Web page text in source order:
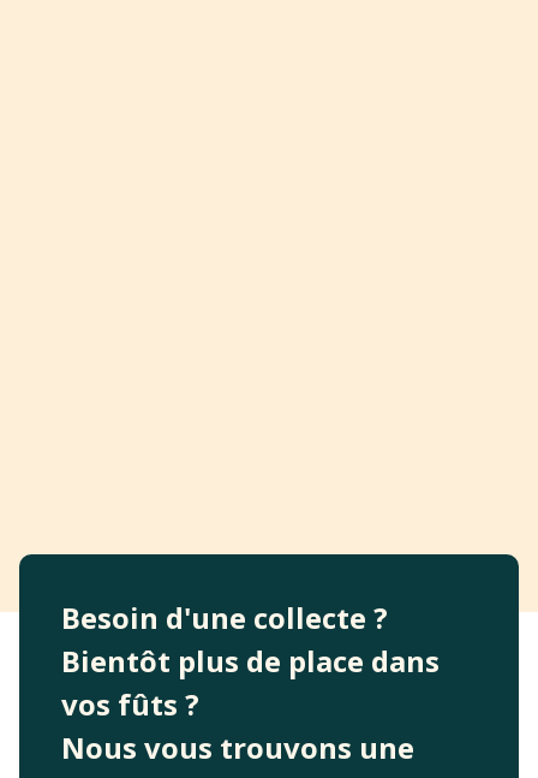
Besoin d'une collecte ?
Bientôt plus de place dans
vos fûts ?
Nous vous trouvons une